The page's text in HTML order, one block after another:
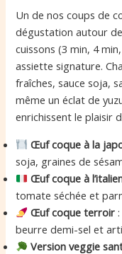
Un de nos coups de
dégustation autour
cuissons (3 min, 4
assiette signature.
fraîches, sauce soja,
même un éclat de
enrichissent le plaisir
Œuf coque à la
soja, graines de
Œuf coque à
tomate séchée et
Œuf coque terroir
beurre demi-sel et
Version veggie